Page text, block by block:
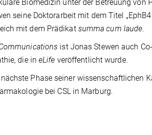
Biomedizin unter der Betreuung von
seine Doktorarbeit mit dem Titel
mit dem Prädikat summa cum laude.
ist Jonas Stewen auch
die ineLife veröffentlicht wurde.
Phase seiner wissenschaftlichen
bei CSL in Marburg.